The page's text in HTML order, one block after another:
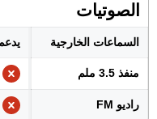
الصوتيات
السماعات الخارجية يدعم (2
منفذ 3.5 ملم
راديو FM